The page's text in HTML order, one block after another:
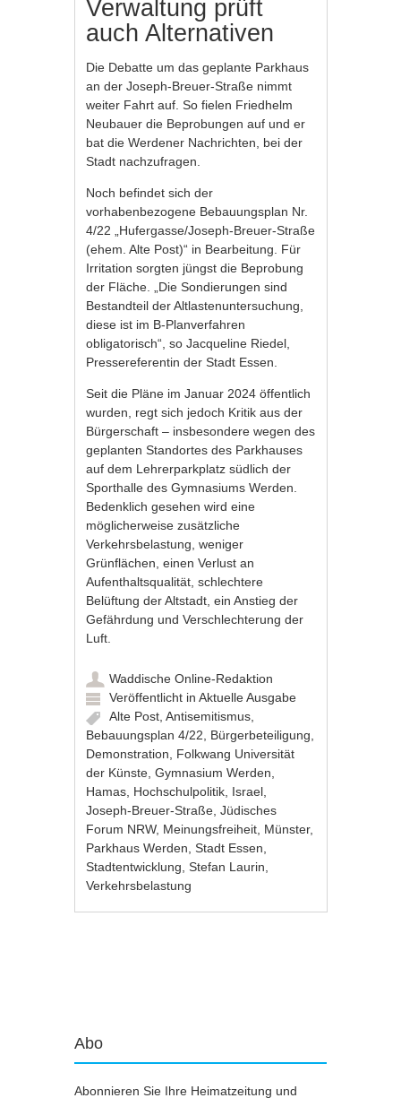
Verwaltung prüft
auch Alternativen
Die Debatte um das geplante Parkhaus
an der Joseph-Breuer-Straße nimmt
weiter Fahrt auf. So fielen Friedhelm
Neubauer die Beprobungen auf und er
bat die Werdener Nachrichten, bei der
Stadt nachzufragen.
Noch befindet sich der
vorhabenbezogene Bebauungsplan Nr.
4/22 „Hufergasse/Joseph-Breuer-Straße
(ehem. Alte Post)“ in Bearbeitung. Für
Irritation sorgten jüngst die Beprobung
der Fläche. „Die Sondierungen sind
Bestandteil der Altlastenuntersuchung,
diese ist im B-Planverfahren
obligatorisch“, so Jacqueline Riedel,
Pressereferentin der Stadt Essen.
Seit die Pläne im Januar 2024 öffentlich
wurden, regt sich jedoch Kritik aus der
Bürgerschaft – insbesondere wegen des
geplanten Standortes des Parkhauses
auf dem Lehrerparkplatz südlich der
Sporthalle des Gymnasiums Werden.
Bedenklich gesehen wird eine
möglicherweise zusätzliche
Verkehrsbelastung, weniger
Grünflächen, einen Verlust an
Aufenthaltsqualität, schlechtere
Belüftung der Altstadt, ein Anstieg der
Gefährdung und Verschlechterung der
Luft.
Waddische Online-Redaktion
Veröffentlicht inAktuelle Ausgabe
Alte Post ,Antisemitismus
Bebauungsplan 4/22
Bürgerbeteiligung
Demonstration
Folkwang Universität
der Künste ,Gymnasium Werden
Hamas Hochschulpolitik Israel
Joseph-Breuer-Straße ,Jüdisches
Forum NRW, Meinungsfreiheit Münster,
Parkhaus Werden ,Stadt Essen
Stadtentwicklung ,Stefan Laurin
Verkehrsbelastung
Abo
Abonnieren Sie Ihre Heimatzeitung und